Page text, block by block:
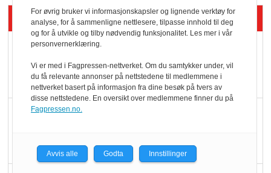
Siste artikler - Økologisk
Kolonihagens norske
yoghurt: Trues av
melkemangel
hederspris
For øvrig bruker vi informasjonskapsler og lignende verktøy for
analyse, for å sammenligne nettlesere, tilpasse innhold til deg
og for å utvikle og tilby nødvendig funksjonalitet. Les mer i vår
personvernerklæring.
Vi er med i Fagpressen-nettverket. Om du samtykker under, vil
du få relevante annonser på nettstedene til medlemmene i
nettverket basert på informasjon fra dine besøk på tvers av
disse nettstedene. En oversikt over medlemmene finner du på
Fagpressen.no.
Avvis alle Godta Innstillinger